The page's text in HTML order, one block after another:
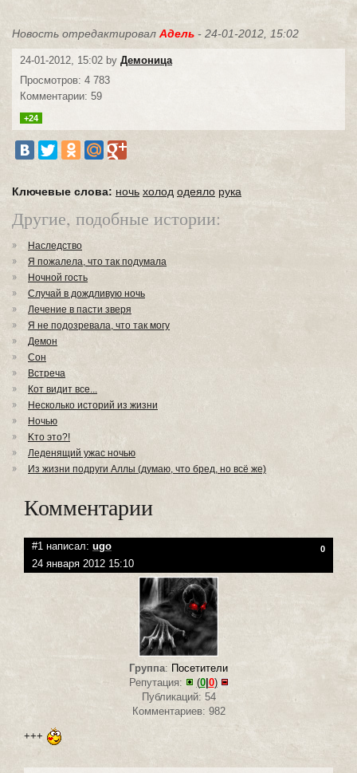
Новость отредактировал Адель - 24-01-2012, 15:02
24-01-2012, 15:02 by Демоница
Просмотров: 4 783
Комментарии: 59
+24
Ключевые слова: ночь холод одеяло рука
Другие, подобные истории:
Наследство
Я пожалела, что так подумала
Ночной гость
Случай в дождливую ночь
Лечение в пасти зверя
Я не подозревала, что так могу
Демон
Сон
Встреча
Кот видит все...
Несколько историй из жизни
Ночью
Kто это?!
Леденящий ужас ночью
Из жизни подруги Аллы (думаю, что бред, но всё же)
Комментарии
#1 написал: ugo 0
24 января 2012 15:10
Группа: Посетители
Репутация:
(0| 0)
Публикаций: 54
Комментариев: 982
+++